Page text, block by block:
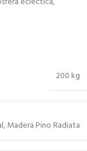
200 kg
,Madera Pino Radiata